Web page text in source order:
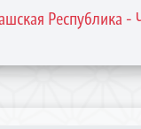
Республика